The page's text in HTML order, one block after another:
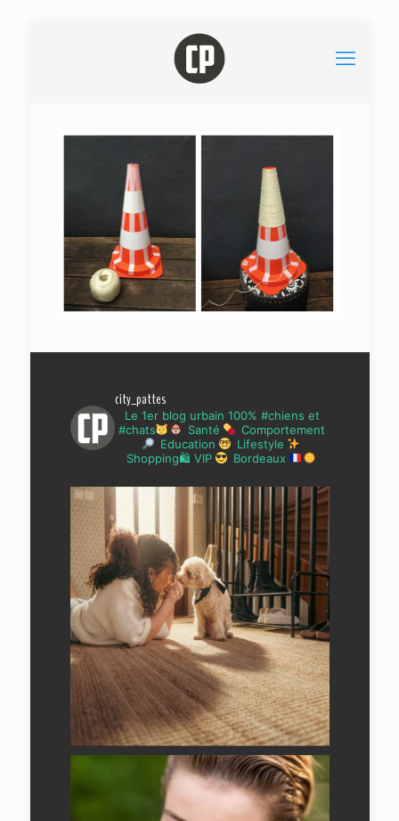
city_pattes
Le 1er blog urbain 100% #chiens et
#chats
Santé
Comportement
Education
Lifestyle
Shopping🛍 VIP
Bordeaux